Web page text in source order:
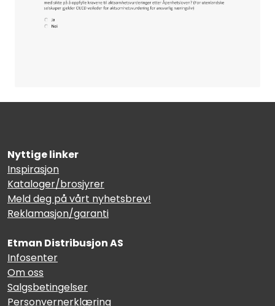
Nyttige linker
Inspirasjon
Kataloger/brosjyrer
Meld deg på vårt nyhetsbrev!
Reklamasjon/garanti
Etman Distribusjon AS
Infosenter
Om oss
Salgsbetingelser
Personvernerklæring